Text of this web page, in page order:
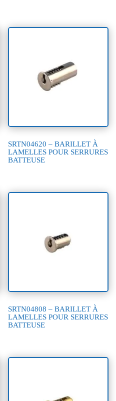
SRTN04620 – BARILLET À
LAMELLES POUR SERRURES
BATTEUSE
SRTN04808 – BARILLET À
LAMELLES POUR SERRURES
BATTEUSE